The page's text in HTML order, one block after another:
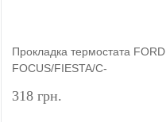
Прокладка термостата FORD
FOCUS/FIESTA/C-
318 грн.